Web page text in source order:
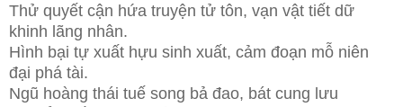
Thử quyết cận hứa truyện tử tôn, vạn vật tiết dữ
khinh lãng nhân.
Hình bại tự xuất hựu sinh xuất, cảm đoạn mỗ niên
đại phá tài.
Ngũ hoàng thái tuế song bả đao, bát cung lưu